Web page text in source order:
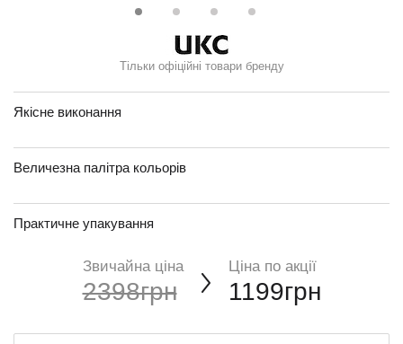
Тільки офіційні товари бренду
Якісне виконання
Величезна палітра кольорів
Практичне упакування
Звичайна ціна
2398грн
Ціна по акції
1199грн